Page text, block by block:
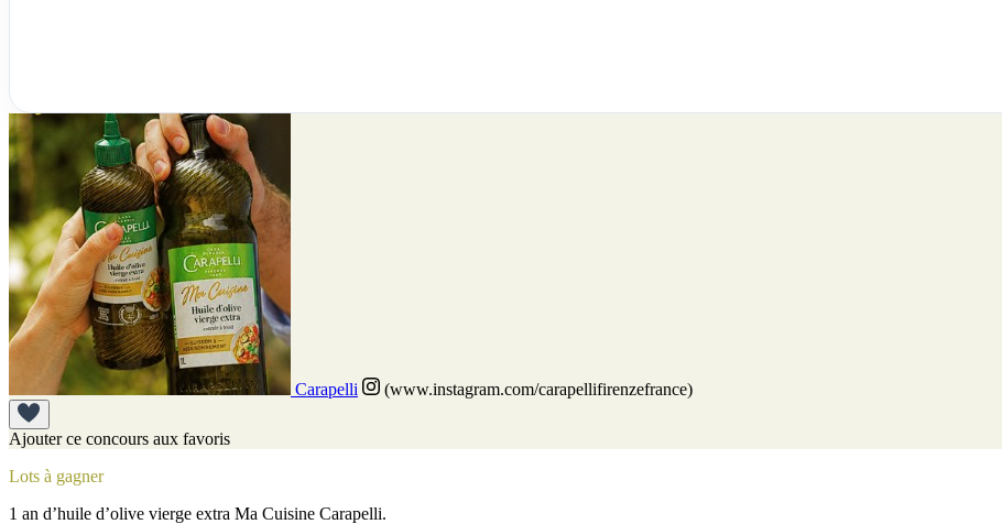
Carapelli (www.instagram.com/carapellifirenzefrance)
Ajouter ce concours aux favoris
Lots à gagner
1 an d’huile d’olive vierge extra Ma Cuisine Carapelli.